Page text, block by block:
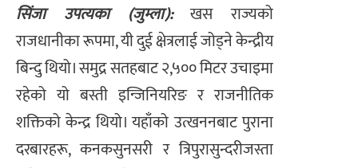
सिंजा उपत्यका (जुम्ला):खस राज्यको
राजधानीका रूपमा, यी दुई क्षेत्रलाई जोड्ने केन्द्रीय
बिन्दु थियो। समुद्र सतहबाट २,५०० मिटर उचाइमा
रहेको यो बस्ती इन्जिनियरिङ र राजनीतिक
शक्तिको केन्द्र थियो। यहाँको उत्खननबाट पुराना
दरबारहरू, कनकसुनसरी र त्रिपुरासुन्दरीजस्ता